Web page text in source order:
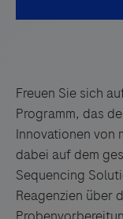
Freuen Sie sich
Programm, das
Innovationen von
dabei auf dem
Sequencing
Reagenzien über